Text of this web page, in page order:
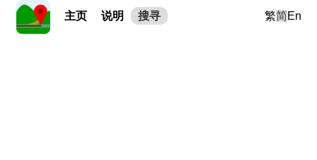
主页 说明 搜寻 繁简En